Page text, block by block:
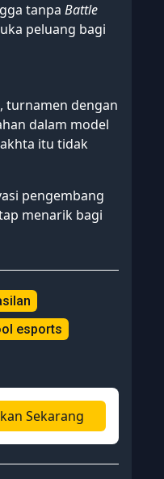
tanpa Battle
peluang bagi
turnamen dengan
dalam model
itu tidak
pengembang
menarik bagi
esports
Sekarang